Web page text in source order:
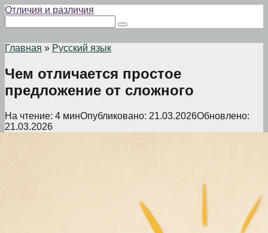
Перейти
контенту
Отличия и различия
Главная » Русский язык
Чем отличается простое
предложение от сложного
На чтение: 4 минОпубликовано: 21.03.2026Обновлено:
21.03.2026